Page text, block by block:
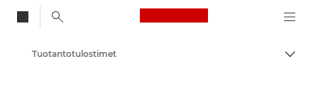
Canon Logo, back
Tuotantotulostimet